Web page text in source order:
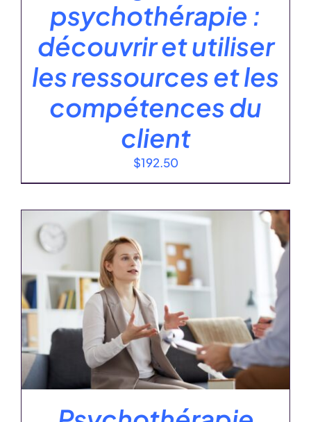
psychothérapie :
découvrir et utiliser
les ressources et les
compétences du
client
$192.50